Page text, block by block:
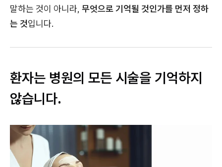
말하는 것이 아니라, 무엇으로 기억될 것인가를 먼저 정하
는 것입니다.
환자는 병원의 모든 시술을 기억하지
않습니다.